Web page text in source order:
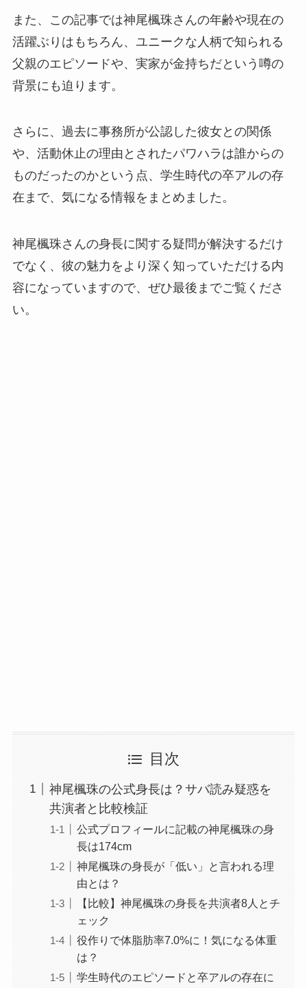
また、この記事では神尾楓珠さんの年齢や現在の
活躍ぶりはもちろん、ユニークな人柄で知られる
父親のエピソードや、実家が金持ちだという噂の
背景にも迫ります。
さらに、過去に事務所が公認した彼女との関係
や、活動休止の理由とされたパワハラは誰からの
ものだったのかという点、学生時代の卒アルの存
在まで、気になる情報をまとめました。
神尾楓珠さんの身長に関する疑問が解決するだけ
でなく、彼の魅力をより深く知っていただける内
容になっていますので、ぜひ最後までご覧くださ
い。
目次
神尾楓珠の公式身長は？サバ読み疑惑を
共演者と比較検証
公式プロフィールに記載の神尾楓珠の身
長は174cm
神尾楓珠の身長が「低い」と言われる理
由とは？
【比較】神尾楓珠の身長を共演者8人とチ
ェック
役作りで体脂肪率7.0%に！気になる体重
は？
学生時代のエピソードと卒アルの存在に